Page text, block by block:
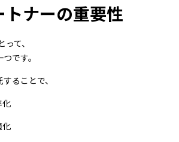
ナーの重要性
て、
です。
ることで、
化
化